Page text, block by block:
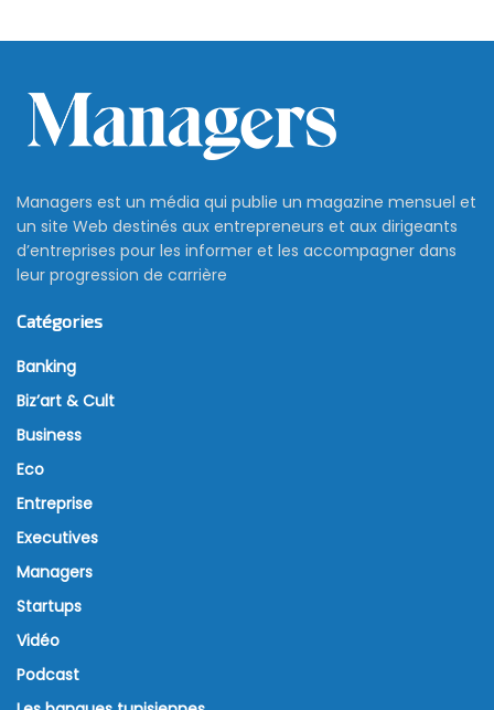
Managers est un média qui publie un magazine mensuel et
un site Web destinés aux entrepreneurs et aux dirigeants
d’entreprises pour les informer et les accompagner dans
leur progression de carrière
Catégories
Banking
Biz’art & Cult
Business
Eco
Entreprise
Executives
Managers
Startups
Vidéo
Podcast